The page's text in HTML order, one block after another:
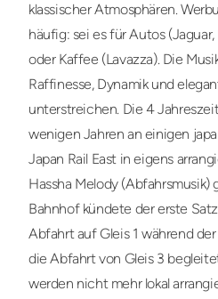
klassischer Atmosphären.
häufig: sei es für Autos
oder Kaffee (Lavazza). Die
Raffinesse, Dynamik und
unterstreichen. Die 4
wenigen Jahren an einigen
Japan Rail East in eigens
Hassha Melody (Abfahrsmusik)
Bahnhof kündete der erste
Abfahrt auf Gleis 1 während
die Abfahrt von Gleis 3
werden nicht mehr lokal